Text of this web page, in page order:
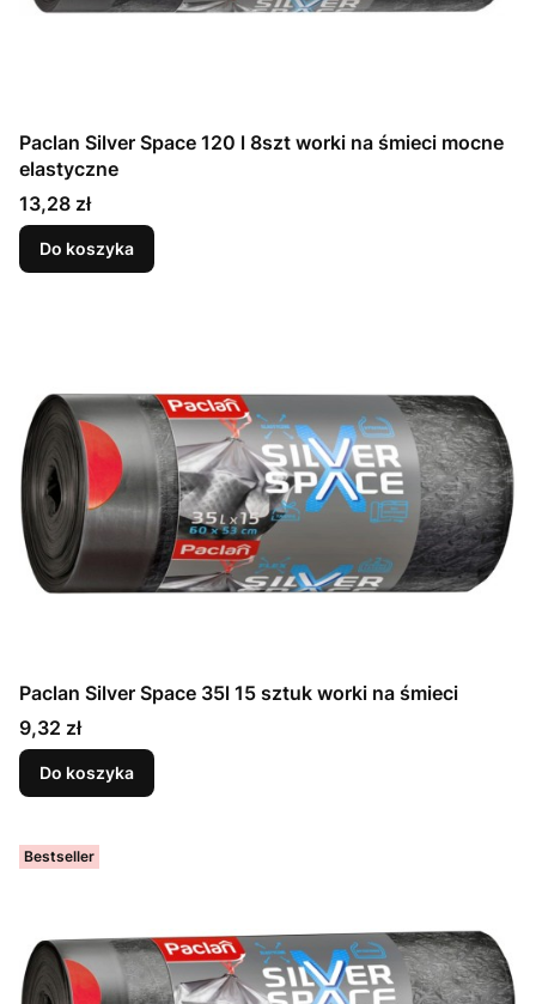
Paclan Silver Space 120 l 8szt worki na śmieci mocne
elastyczne
Cena
13,28 zł
Do koszyka
Paclan Silver Space 35l 15 sztuk worki na śmieci
Cena
9,32 zł
Do koszyka
Bestseller